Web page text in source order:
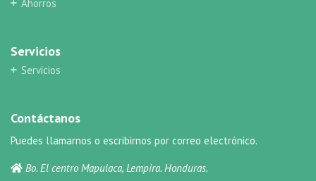
Ahorros
Servicios
Servicios
Contáctanos
Puedes llamarnos o escribirnos por correo electrónico.
Bo. El centro Mapulaca, Lempira. Honduras.